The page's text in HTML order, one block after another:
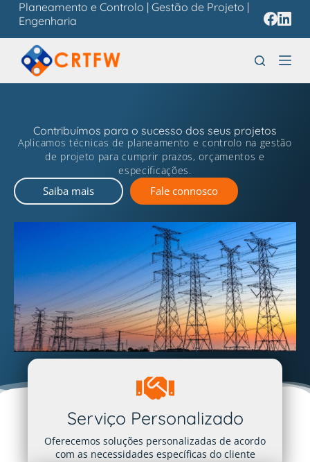
P
u
o
n
Planeamento e Controlo | Gestão de Projeto |
Engenharia
Contribuímos para o sucesso dos seus projetos
Aplicamos técnicas de planeamento e controlo na gestão
de projeto para cumprir prazos, orçamentos e
especificações.
Saiba mais Fale connosco
Serviço Personalizado
Oferecemos soluções personalizadas de acordo
com as necessidades específicas do cliente